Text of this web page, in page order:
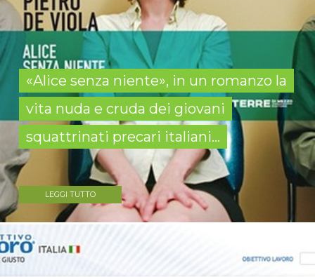
«Alice senza niente», in un romanzo la
vita nuda e cruda dei giovani
squattrinati precari italiani...
LEGGI TUTTO